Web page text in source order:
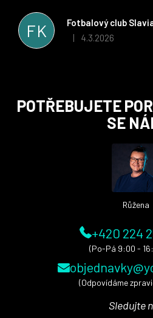
FK
Fotbalový club
Hodnocení obchodu
| 4.3.2026
stran. Věříme, že v tomto duchu
i nadále, nyní už začínáme řešit i
POTŘEBUJETE
SE
Růžena
+420 224
(Po-Pá 9:00 -
(Odpovídáme
Sledujte